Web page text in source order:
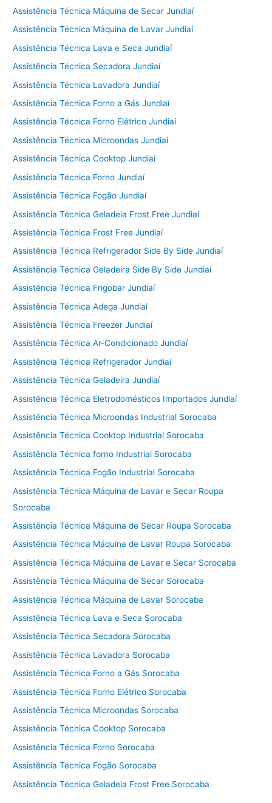
Assistência Técnica Máquina de Secar Jundiaí
Assistência Técnica Máquina de Lavar Jundiaí
Assistência Técnica Lava e Seca Jundiaí
Assistência Técnica Secadora Jundiaí
Assistência Técnica Lavadora Jundiaí
Assistência Técnica Forno a Gás Jundiaí
Assistência Técnica Forno Elétrico Jundiaí
Assistência Técnica Microondas Jundiaí
Assistência Técnica Cooktop Jundiaí
Assistência Técnica Forno Jundiaí
Assistência Técnica Fogão Jundiaí
Assistência Técnica Geladeia Frost Free Jundiaí
Assistência Técnica Frost Free Jundiaí
Assistência Técnica Refrigerador Side By Side Jundiaí
Assistência Técnica Geladeira Side By Side Jundiaí
Assistência Técnica Frigobar Jundiaí
Assistência Técnica Adega Jundiaí
Assistência Técnica Freezer Jundiaí
Assistência Técnica Ar-Condicionado Jundiaí
Assistência Técnica Refrigerador Jundiaí
Assistência Técnica Geladeira Jundiaí
Assistência Técnica Eletrodomésticos Importados Jundiaí
Assistência Técnica Microondas Industrial Sorocaba
Assistência Técnica Cooktop Industrial Sorocaba
Assistência Técnica forno Industrial Sorocaba
Assistência Técnica Fogão Industrial Sorocaba
Assistência Técnica Máquina de Lavar e Secar Roupa
Sorocaba
Assistência Técnica Máquina de Secar Roupa Sorocaba
Assistência Técnica Máquina de Lavar Roupa Sorocaba
Assistência Técnica Máquina de Lavar e Secar Sorocaba
Assistência Técnica Máquina de Secar Sorocaba
Assistência Técnica Máquina de Lavar Sorocaba
Assistência Técnica Lava e Seca Sorocaba
Assistência Técnica Secadora Sorocaba
Assistência Técnica Lavadora Sorocaba
Assistência Técnica Forno a Gás Sorocaba
Assistência Técnica Forno Elétrico Sorocaba
Assistência Técnica Microondas Sorocaba
Assistência Técnica Cooktop Sorocaba
Assistência Técnica Forno Sorocaba
Assistência Técnica Fogão Sorocaba
Assistência Técnica Geladeia Frost Free Sorocaba